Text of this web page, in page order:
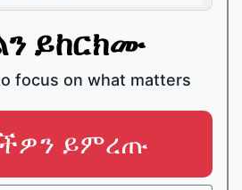
ይከርክሙ
focus on what matters
ይምረጡ